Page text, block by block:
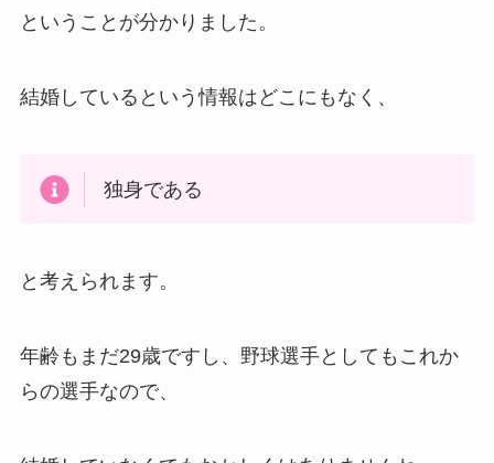
ということが分かりました。
結婚しているという情報はどこにもなく、
独身である
と考えられます。
年齢もまだ29歳ですし、野球選手としてもこれか
らの選手なので、